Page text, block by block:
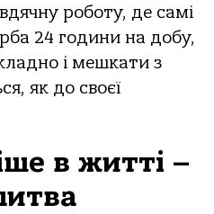
роботу, де самі
24 години на добу,
і мешкати з
як до своєї
в житті –